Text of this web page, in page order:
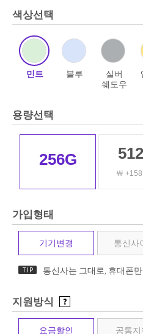
색상선택
민트 블루
실버
쉐도우
용량선택
256G
￦
가입형태
기기변경 통신사
통신사는 그대로, 휴대폰
지원방식
요금할인
공통지